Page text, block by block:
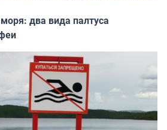
два вида палтуса